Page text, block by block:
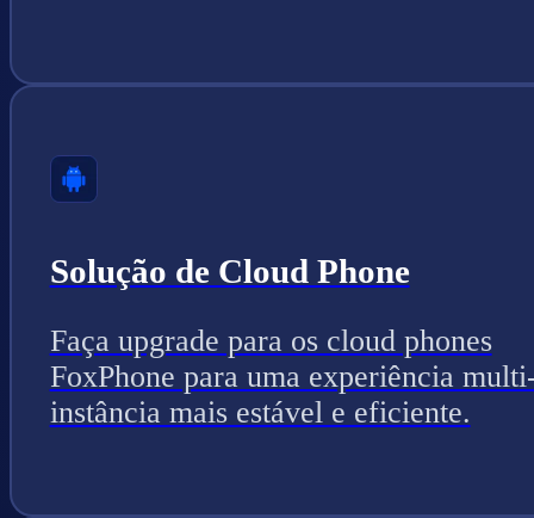
Solução de Cloud Phone
Faça upgrade para os cloud phones
FoxPhone para uma experiência
instância mais estável e eficiente.